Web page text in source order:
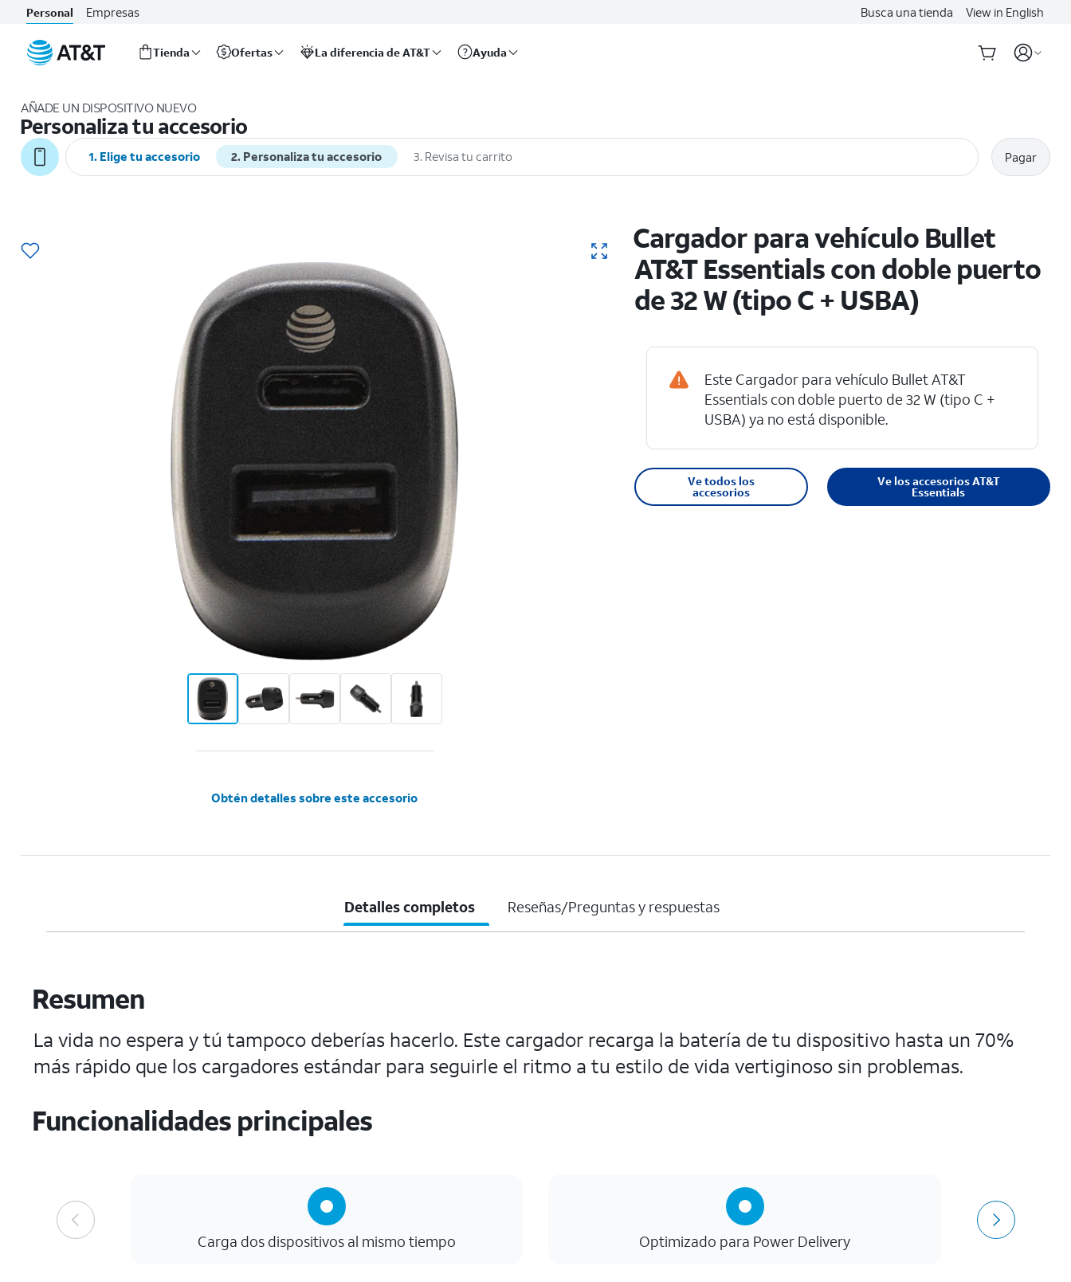
Personal Empresas Busca una tienda View in English
Tienda Ofertas La diferencia de AT&T Ayuda
AÑADE UN DISPOSITIVO NUEVO
Personaliza tu accesorio
1. Elige tu accesorio 2. Personaliza tu accesorio 3. Revisa tu carrito Pagar
Obtén detalles sobre este accesorio
Cargador para vehículo Bullet
AT&T Essentials con doble puerto
de 32 W (tipo C + USBA)
Este Cargador para vehículo Bullet AT&T
Essentials con doble puerto de 32 W (tipo C +
USBA) ya no está disponible.
Ve todos los
accesorios
Ve los accesorios AT&T
Essentials
Detalles completos Reseñas/Preguntas y respuestas
Resumen
La vida no espera y tú tampoco deberías hacerlo. Este cargador recarga la batería de tu dispositivo hasta un 70%
más rápido que los cargadores estándar para seguirle el ritmo a tu estilo de vida vertiginoso sin problemas.
Funcionalidades principales
Carga dos dispositivos al mismo tiempo Optimizado para Power Delivery